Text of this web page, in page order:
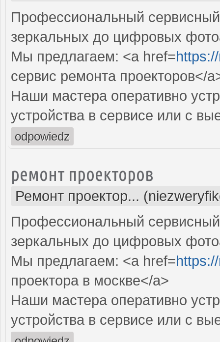
Профессиональный
зеркальных до цифровых
Мы предлагаем: <a href=
сервис ремонта проекторов</
Наши мастера оперативно
устройства в сервисе или с
odpowiedz
ремонт проекторов
Ремонт проектор...
Профессиональный
зеркальных до цифровых
Мы предлагаем: <a href=
проектора в москве</a>
Наши мастера оперативно
устройства в сервисе или с